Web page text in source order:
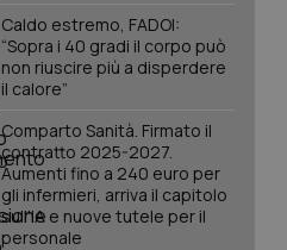
Caldo estremo, FADOI:
“Sopra i 40 gradi il corpo può
non riuscire più a disperdere
il calore”
Comparto Sanità. Firmato il
contratto 2025-2027.
Aumenti fino a 240 euro per
gli infermieri, arriva il capitolo
sull'IA e nuove tutele per il
personale